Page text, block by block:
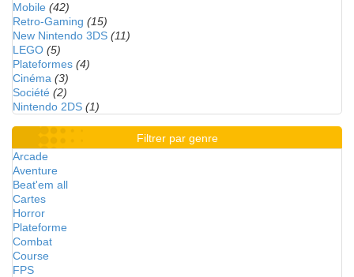
Mobile (42)
Retro-Gaming (15)
New Nintendo 3DS (11)
LEGO (5)
Plateformes (4)
Cinéma (3)
Société (2)
Nintendo 2DS (1)
Filtrer par genre
Arcade
Aventure
Beat'em all
Cartes
Horror
Plateforme
Combat
Course
FPS